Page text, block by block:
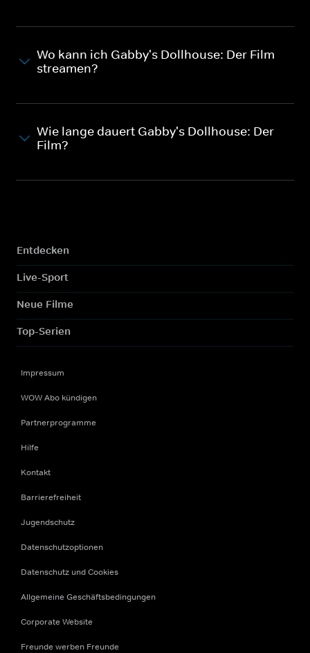
Wo kann ich Gabby's Dollhouse: Der Film
streamen?
Wie lange dauert Gabby's Dollhouse: Der
Film?
Entdecken
Live-Sport
Neue Filme
Top-Serien
Impressum
WOW Abo kündigen
Partnerprogramme
Hilfe
Kontakt
Barrierefreiheit
Jugendschutz
Datenschutzoptionen
Datenschutz und Cookies
Allgemeine Geschäftsbedingungen
Corporate Website
Freunde werben Freunde